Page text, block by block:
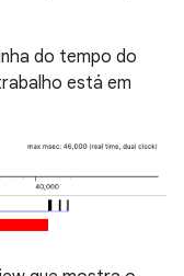
do tempo do
está em